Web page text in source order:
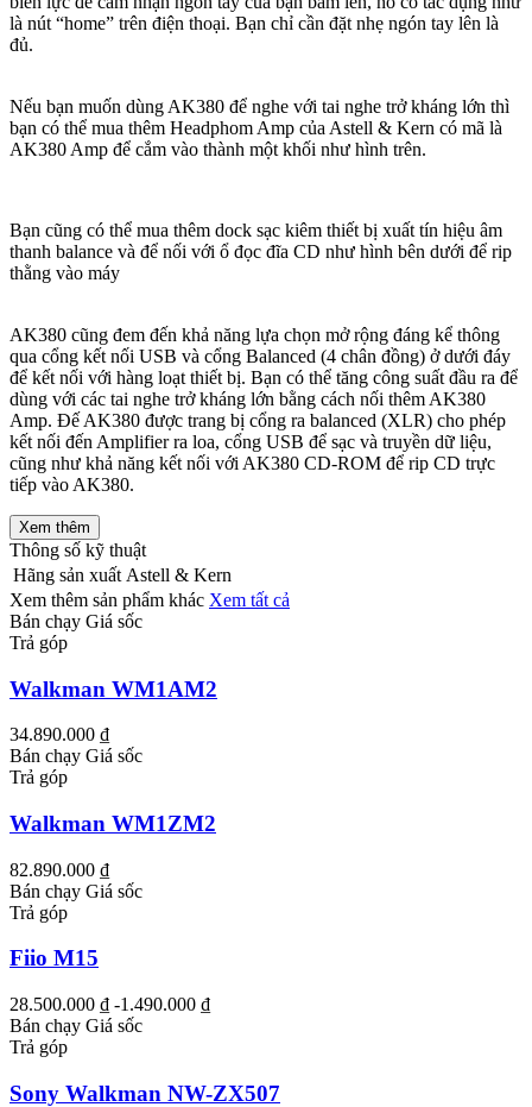
là nút “home” trên điện thoại. Bạn chỉ cần đặt nhẹ ngón tay lên là
đủ.
Nếu bạn muốn dùng AK380 để nghe với tai nghe trở kháng lớn thì
bạn có thể mua thêm Headphom Amp của Astell & Kern có mã là
AK380 Amp để cắm vào thành một khối như hình trên.
Bạn cũng có thể mua thêm dock sạc kiêm thiết bị xuất tín hiệu âm
thanh balance và để nối với ổ đọc đĩa CD như hình bên dưới để rip
thằng vào máy
AK380 cũng đem đến khả năng lựa chọn mở rộng đáng kể thông
qua cổng kết nối USB và cổng Balanced (4 chân đồng) ở dưới đáy
để kết nối với hàng loạt thiết bị. Bạn có thể tăng công suất đầu ra để
dùng với các tai nghe trở kháng lớn bằng cách nối thêm AK380
Amp. Đế AK380 được trang bị cổng ra balanced (XLR) cho phép
kết nối đến Amplifier ra loa, cổng USB để sạc và truyền dữ liệu,
cũng như khả năng kết nối với AK380 CD-ROM để rip CD trực
tiếp vào AK380.
Xem thêm
Thông số kỹ thuật
Hãng sản xuất Astell & Kern
Xem thêm sản phẩm khác Xem tất cả
Bán chạy Giá sốc
Trả góp
Walkman WM1AM2
34.890.000 ₫
Bán chạy Giá sốc
Trả góp
Walkman WM1ZM2
82.890.000 ₫
Bán chạy Giá sốc
Trả góp
Fiio M15
28.500.000 ₫ -1.490.000 ₫
Bán chạy Giá sốc
Trả góp
Sony Walkman NW-ZX507